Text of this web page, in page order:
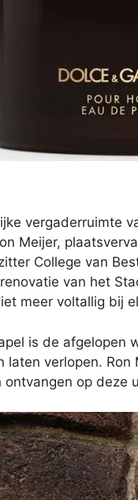
vergaderruimte
Meijer,
College van
van het
meer voltallig bij
is de afgelopen
laten verlopen.
ontvangen op deze